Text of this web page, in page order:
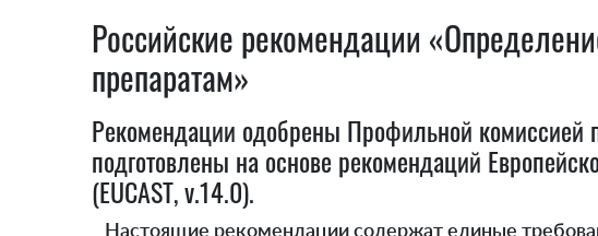
Российские рекомендации
препаратам»
Рекомендации одобрены Профильной комиссией
подготовлены на основе рекомендаций
(EUCAST, v.14.0).
Настоящие рекомендации содержат единые